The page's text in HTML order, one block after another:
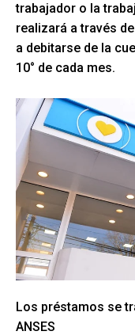
trabajador o la
realizará a través
a debitarse de la
10° de cada mes.
Los préstamos se
ANSES